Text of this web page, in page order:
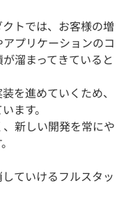
トでは、お客様の増
プリケーションのコ
溜まってきていると
を進めていくため、
ます。
新しい開発を常にや
ていけるフルスタッ